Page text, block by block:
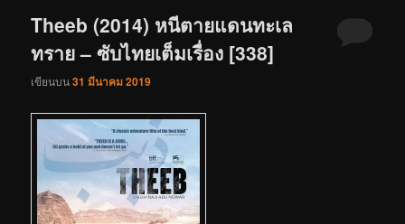
Theeb (2014) หนีตายแดนทะเล
ทราย – ซับไทยเต็มเรื่อง [338]
เขียนบน31 มีนาคม 2019